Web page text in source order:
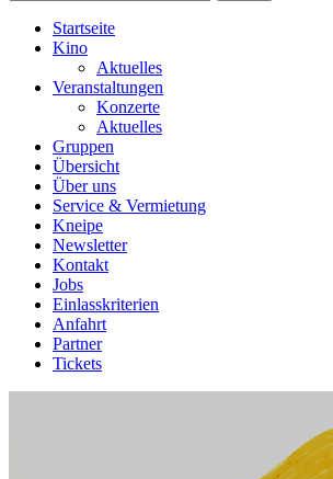
Startseite
Kino
Aktuelles
Veranstaltungen
Konzerte
Aktuelles
Gruppen
Übersicht
Über uns
Service & Vermietung
Kneipe
Newsletter
Kontakt
Jobs
Einlasskriterien
Anfahrt
Partner
Tickets